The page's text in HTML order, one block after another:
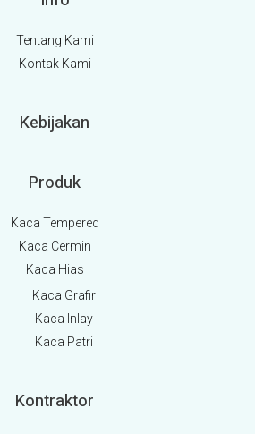
Tentang Kami
Kontak Kami
Kebijakan
Produk
Kaca Tempered
Kaca Cermin
Kaca Hias
Kaca Grafir
Kaca Inlay
Kaca Patri
Kontraktor